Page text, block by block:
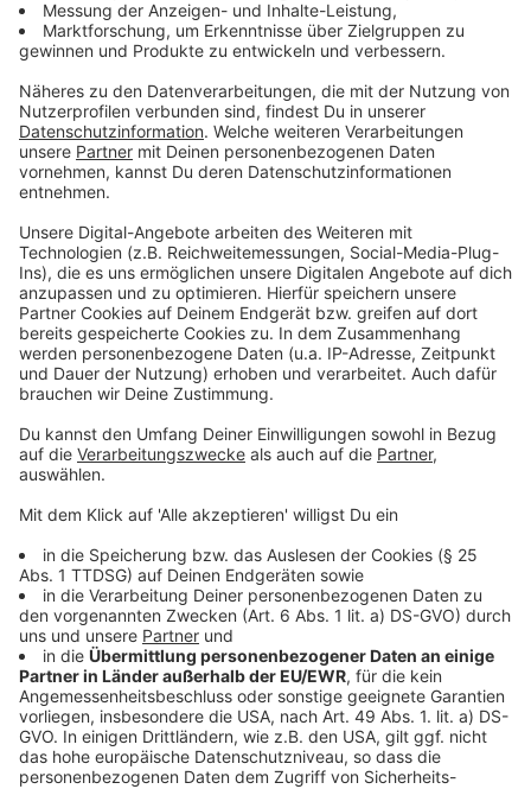
Gespräche mit Mitgliedern der Bürgerinitiative „Kein
Atommüll in Ahaus geplant. Am 15. Juli (Freitag) geht
ist ein Zwischenstopp am Ahauser Atommüll-Lager in
Ammeln vorgesehen. Mitglieder der Bürgerinitiative
werden dort über das Lager und den Widerstand
dagegen informieren
Zum Mitradeln sind alle Interessierten eingeladen, sei
es für einzelne oder mehrere Tage oder auch nur für
ein paar Stunden.Genaue Informationen zu den
Routen gibt es hier. Interessierte sind auch herzlich
eingeladen, am Abend zu der Begegnung an der
Aabachschule zu kommen.
werden, ist ein riesiger Erfolg. Er war nur möglich, weil
sich so viele Menschen, auch in unserer Region, in den
vergangenen Jahrzehnten dafür engagiert haben. Das
Bürgerinitiativen-Sprecher Hartmut Liebermann.
„Zugleich soll die Tour ein deutliches Zeichen setzen
gegen die aktuellen Versuche populistischer Kräfte,
Atomkraft wieder salonfähig zu machen.“
Anzeige